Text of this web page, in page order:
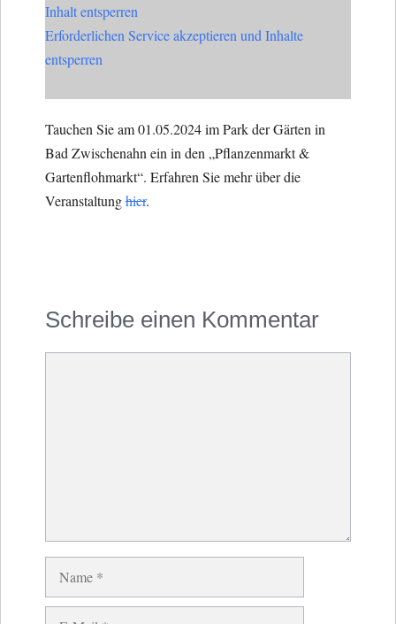
Inhalt entsperren
Erforderlichen Service akzeptieren und Inhalte
entsperren
Tauchen Sie am 01.05.2024 im Park der Gärten in
Bad Zwischenahn ein in den „Pflanzenmarkt &
Gartenflohmarkt“. Erfahren Sie mehr über die
Veranstaltunghier.
Schreibe einen Kommentar